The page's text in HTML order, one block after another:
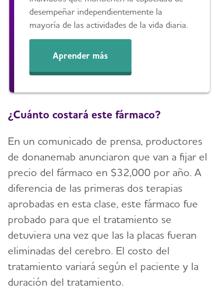
desempeñar independientemente la
mayoría de las actividades de la vida diaria.
Aprender más
¿Cuánto costará este fármaco?
En un comunicado de prensa, productores
de donanemab anunciaron que van a fijar el
precio del fármaco en $32,000 por año. A
diferencia de las primeras dos terapias
aprobadas en esta clase, este fármaco fue
probado para que el tratamiento se
detuviera una vez que las la placas fueran
eliminadas del cerebro. El costo del
tratamiento variará según el paciente y la
duración del tratamiento.